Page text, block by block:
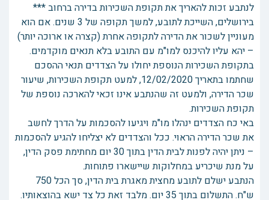
לנתבע זכות להאריך את תקופת השכירות בדירה ברחוב ***
בירושלים, השייכת לתובע, למשך תקופה של 3 שנים. אם הוא
מעוניין לשכור את הדירה לתקופה אחרת (קצרה או ארוכה יותר)
– יהא עליו להיכנס למו"מ עם התובע בלא תנאים מוקדמים.
בתקופת השכירות הנוספת יחולו על הצדדים תנאי ההסכם
שחתמו בתאריך 12/02/2020, למעט תקופת השכירות, שיעור
שכר הדירה, ולמעט זה שהנתבע אינו זכאי להארכה נוספת של
תקופת השכירות.
באי כח הצדדים ינהלו מו"מ ויגיעו להסכמות על הדרך לחשב
את שכר הדירה הראוי. ככל והצדדים לא יצליחו להגיע להסכמות
– ניתן יהיה לפנות לבית הדין בתוך 30 יום מחתימת פסק הדין,
על מנת שיכריע במחלוקות שיישארו פתוחות.
הנתבע ישלם לתובע מחצית מאגרת בית הדין, סך הכל 750
ש"ח. התשלום בתוך 35 יום. מלבד זאת כל צד ישא בהוצאותיו.